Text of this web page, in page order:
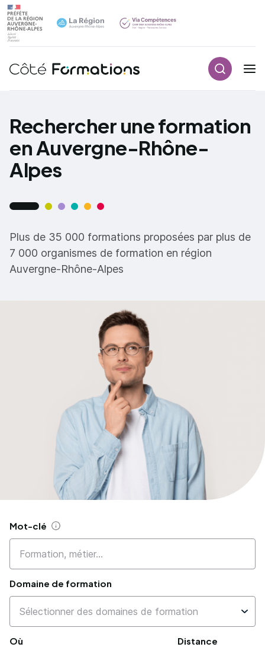
Navigation principale
Rechercher une formation
en Auvergne-Rhône-
Alpes
Plus de 35 000 formations proposées par plus de
7 000 organismes de formation en région
Auvergne-Rhône-Alpes
Mot-clé Aide
Domaine de formation
Où Distance